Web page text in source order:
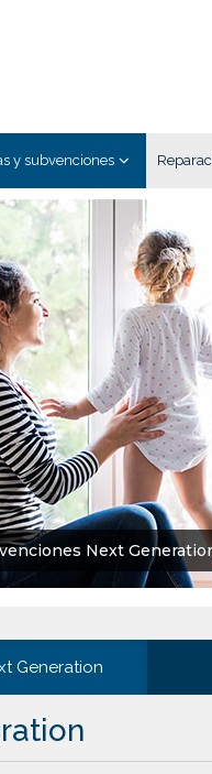
y subvenciones
Next
Generation